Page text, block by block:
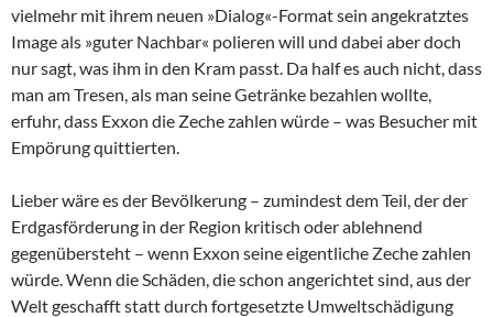
vielmehr mit ihrem neuen »Dialog«-Format sein angekratztes
Image als »guter Nachbar« polieren will und dabei aber doch
nur sagt, was ihm in den Kram passt. Da half es auch nicht, dass
man am Tresen, als man seine Getränke bezahlen wollte,
erfuhr, dass Exxon die Zeche zahlen würde – was Besucher mit
Empörung quittierten.
Lieber wäre es der Bevölkerung – zumindest dem Teil, der der
Erdgasförderung in der Region kritisch oder ablehnend
gegenübersteht – wenn Exxon seine eigentliche Zeche zahlen
würde. Wenn die Schäden, die schon angerichtet sind, aus der
Welt geschafft statt durch fortgesetzte Umweltschädigung